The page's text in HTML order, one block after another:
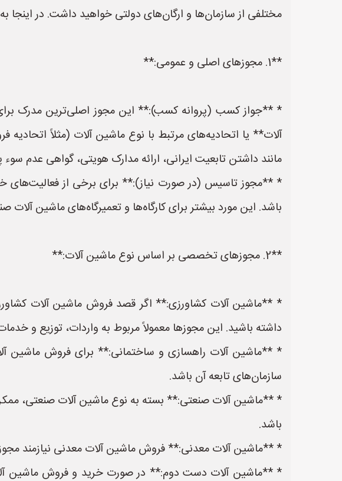
مختلفی از سازمان‌ها و ارگان‌های دولتی خواهید داشت. در اینجا
**1. مجوزهای اصلی و عمومی:**
* **جواز کسب (پروانه کسب):** این مجوز اصلی‌ترین مدرک
آلات** یا اتحادیه‌های مرتبط با نوع ماشین آلات (مثلاً
مانند داشتن تابعیت ایرانی، ارائه مدارک هویتی، گواهی عدم
* **مجوز تاسیس (در صورت نیاز):** برای برخی از فعالیت‌های
باشد. این مورد بیشتر برای کارگاه‌ها و تعمیرگاه‌های ماشین آلات
**2. مجوزهای تخصصی بر اساس نوع ماشین آلات:**
* **ماشین آلات کشاورزی:** اگر قصد فروش ماشین آلات
داشته باشید. این مجوزها معمولاً مربوط به واردات، توزیع و
* **ماشین آلات راهسازی و ساختمانی:** برای فروش ماشین
سازمان‌های تابعه آن باشد.
* **ماشین آلات صنعتی:** بسته به نوع ماشین آلات صنعتی،
باشد.
* **ماشین آلات معدنی:** فروش ماشین آلات معدنی نیازمند
* **ماشین آلات دست دوم:** در صورت خرید و فروش ماشین